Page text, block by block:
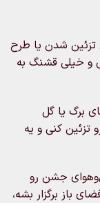
تزئین شدن یا طرح
خیلی قشنگ به
برگ یا گل
تزئین کنی و یه
جشن رو
باز برگزار بشه،